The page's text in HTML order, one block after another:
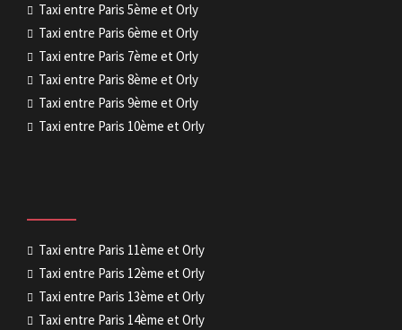
Taxi entre Paris 5ème et Orly
Taxi entre Paris 6ème et Orly
Taxi entre Paris 7ème et Orly
Taxi entre Paris 8ème et Orly
Taxi entre Paris 9ème et Orly
Taxi entre Paris 10ème et Orly
Taxi entre Paris 11ème et Orly
Taxi entre Paris 12ème et Orly
Taxi entre Paris 13ème et Orly
Taxi entre Paris 14ème et Orly